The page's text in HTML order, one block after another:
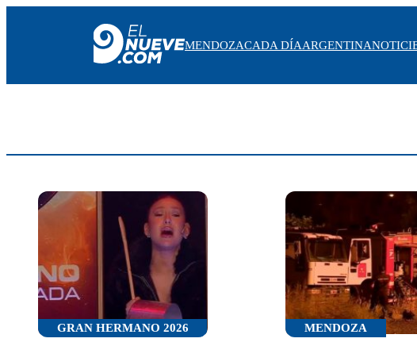
ARGENTINA
PROTAGONISTAS
EL NUEVE STREAMS
PROGRAMACIÓN
EN VIVO
MENDOZACADA DÍAARGENTINA
GRAN HERMANO 2026 MENDOZA